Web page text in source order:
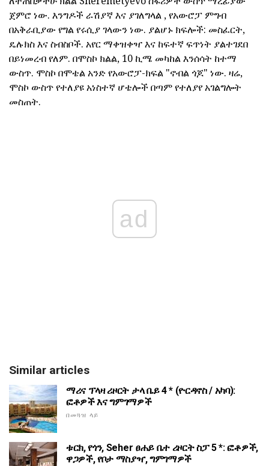
ጀምሮ ነው. እንግዶች ራሽያኛ እና ያገለግላል , የአውሮፓ ምግብ
በአቅራቢያው የግል የሩሲያ ገላውን ነው. ያልሆኑ ክፍሎች: መስፈርት,
ዴሉክስ እና ስብስቦች. አየር ማቀዝቀዣ እና ከፍተኛ ፍጥነት ያልተገደበ
በይነመረብ የለም. በሞስኮ ክልል, 10 ኪሜ መካከል እንሰሳት ከተማ
ውስጥ. ሞስኮ በሞቴል አንድ የአውሮፓ-ክፍል "ኖብል ጎጆ" ነው. ዛሬ,
ሞስኮ ውስጥ የተለያዩ አነስተኛ ሆቴሎች በጣም የተለያየ አገልግሎት
መስጠት.
ad
Similar articles
ማሪና ፕላዛ ሪዞርት ታላ ቤይ 4 * (ዮርዳኖስ / አካባ):
ፎቶዎች እና ግምገማዎች
በመጓዝ ላይ
ቱርክ, የጎን, Seher ፀሐይ ቤተ ሪዞርት ስፓ 5 *: ፎቶዎች,
ዋጋዎች, የቦታ ማስያዣ, ግምገማዎች